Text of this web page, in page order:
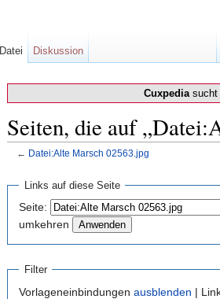
Cuxpediasucht
Seiten, die auf
← Datei:Alte Marsch 02563.jpg
Links auf diese Seite
Seite:
umkehren
Filter
Vorlageneinbindungen ausblenden |
Datei Diskussion